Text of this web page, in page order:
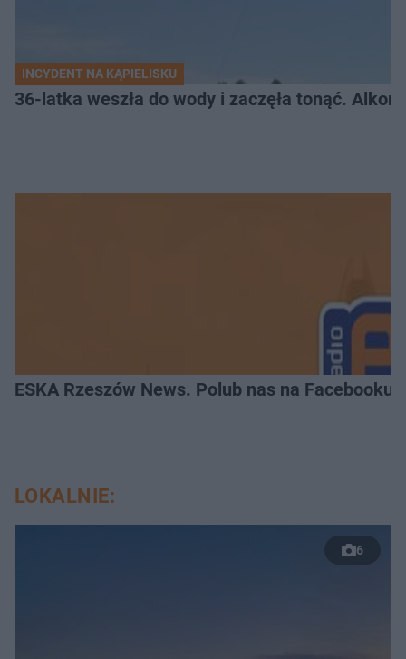
INCYDENT NA KĄPIELISKU
36-latka weszła do wody i zaczęła tonąć.
ESKA Rzeszów News. Polub nas na Facebooku!
LOKALNIE:
6